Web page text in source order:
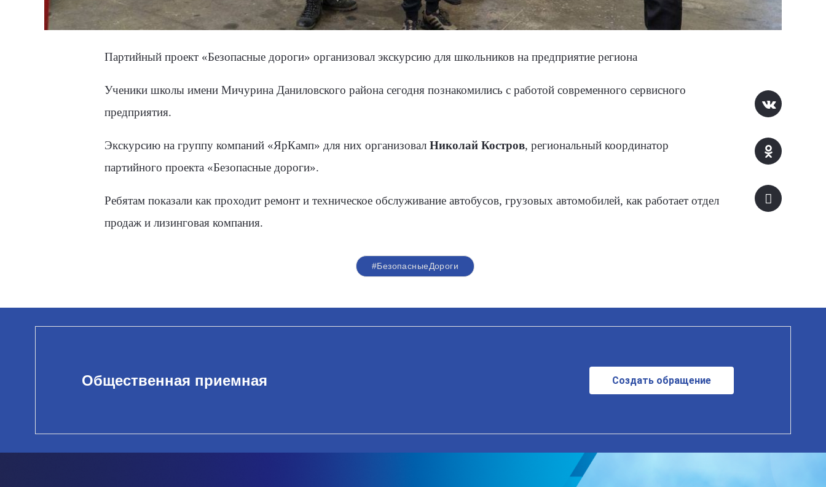
Партийный проект «Безопасные дороги» организовал экскурсию для школьников на предприятие региона
Ученики школы имени Мичурина Даниловского района сегодня познакомились с работой современного сервисного
предприятия.
Экскурсию на группу компаний «ЯрКамп» для них организовал Николай Костров, региональный координатор
партийного проекта «Безопасные дороги».
Ребятам показали как проходит ремонт и техническое обслуживание автобусов, грузовых автомобилей, как работает отдел
продаж и лизинговая компания.
#БезопасныеДороги
Общественная приемная Создать обращение